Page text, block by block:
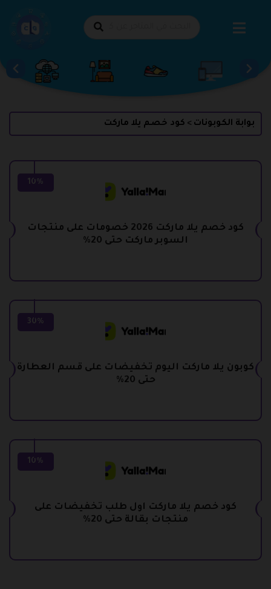
بوابة الكوبونات > كود خصم يلا ماركت
10%
كود خصم يلا ماركت 2026 خصومات على منتجات
السوبر ماركت حتى 20%
30%
كوبون يلا ماركت اليوم تخفيضات على قسم العطارة
حتى 20%
10%
كود خصم يلا ماركت اول طلب تخفيضات على
منتجات بقالة حتى 20%